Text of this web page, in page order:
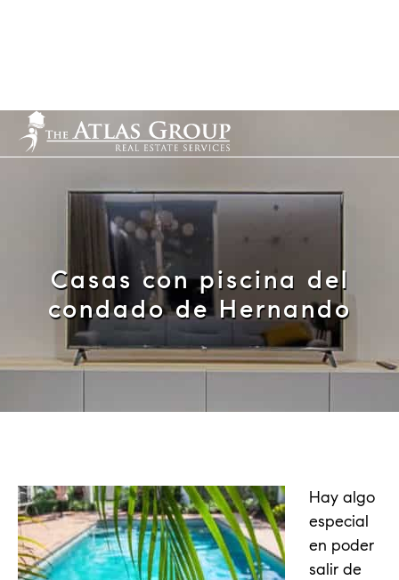
Casas con piscina del
condado de Hernando
Hay algo
especial
en poder
salir de